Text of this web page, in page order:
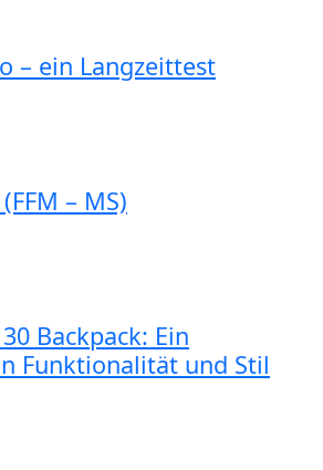
– ein Langzeittest
– MS)
Backpack: Ein
Funktionalität und Stil